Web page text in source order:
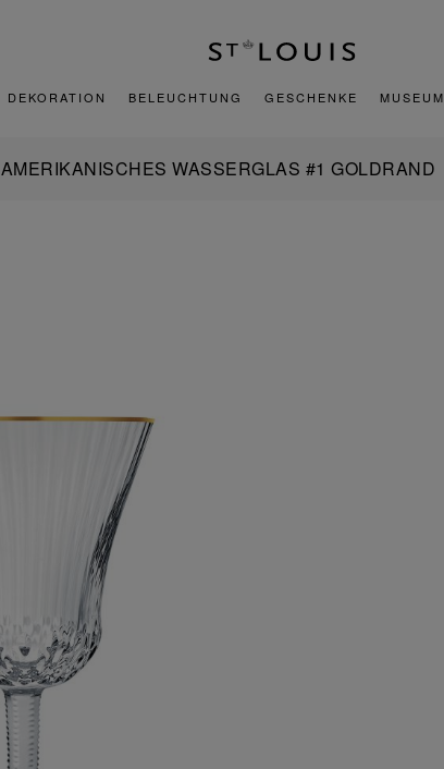
DEKORATION BELEUCHTUNG GESCHENKE MUSEUM
AMERIKANISCHES WASSERGLAS #1 GOLDRAND